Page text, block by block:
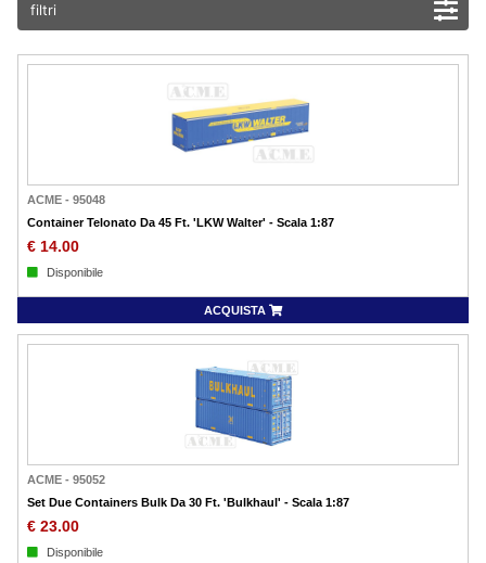
filtri
ACME - 95048
Container Telonato Da 45 Ft. 'LKW Walter' - Scala 1:87
€ 14.00
Disponibile
ACQUISTA
ACME - 95052
Set Due Containers Bulk Da 30 Ft. 'Bulkhaul' - Scala 1:87
€ 23.00
Disponibile